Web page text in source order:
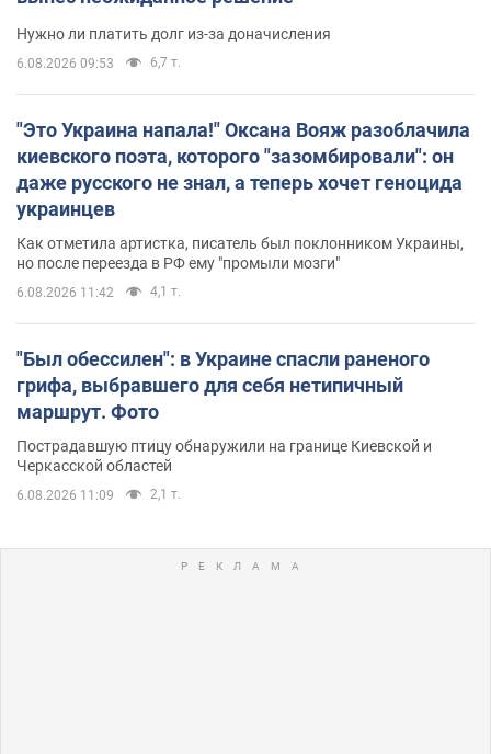
Нужно ли платить долг из-за доначисления
6.08.2026 09:53 6,7 т.
"Это Украина напала!" Оксана Вояж разоблачила
киевского поэта, которого "зазомбировали": он
даже русского не знал, а теперь хочет геноцида
украинцев
Как отметила артистка, писатель был поклонником Украины,
но после переезда в РФ ему "промыли мозги"
6.08.2026 11:42 4,1 т.
"Был обессилен": в Украине спасли раненого
грифа, выбравшего для себя нетипичный
маршрут. Фото
Пострадавшую птицу обнаружили на границе Киевской и
Черкасской областей
6.08.2026 11:09 2,1 т.